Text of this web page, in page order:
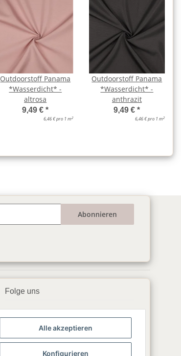
Outdoorstoff Panama
*Wasserdicht* -
altrosa
9,49 €*
6,46 € pro 1 m2
Outdoorstoff Panama
*Wasserdicht* -
anthrazit
9,49 €*
6,46 € pro 1 m2
Abonnieren
Folge uns
▶️ YouTube
📸 Instagram
Alle akzeptieren
Konfigurieren